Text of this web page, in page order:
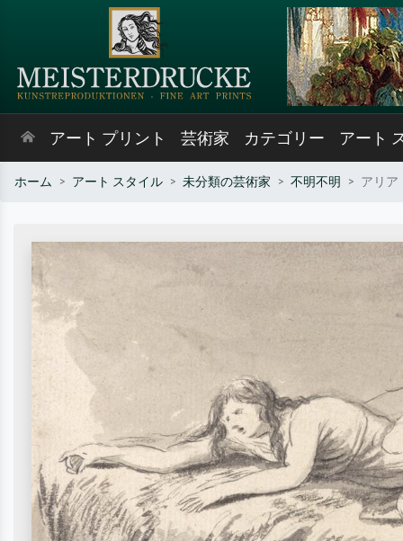
アート プリント 芸術家 カテゴリー アート
ホーム アート スタイル 未分類の芸術家 不明不明 アリア